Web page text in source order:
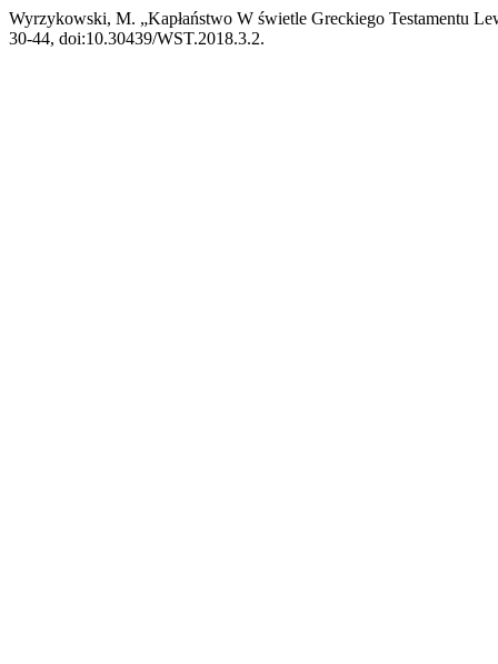
Wyrzykowski, M. „Kapłaństwo W świetle Greckiego Testamentu
30-44, doi:10.30439/WST.2018.3.2.